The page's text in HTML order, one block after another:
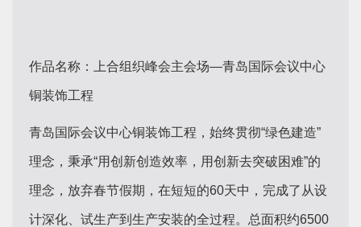
作品名称：上合组织峰会主会场—青岛国际会议中心
铜装饰工程
青岛国际会议中心铜装饰工程，始终贯彻“绿色建造”
理念，秉承“用创新创造效率，用创新去突破困难”的
理念，放弃春节假期，在短短的60天中，完成了从设
计深化、试生产到生产安装的全过程。总面积约6500